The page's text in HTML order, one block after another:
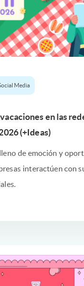
Media
en las
(+Ideas)
de emoción y
interactúen con